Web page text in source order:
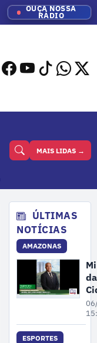
OUÇA NOSSA
RÁDIO
MAIS LIDAS →
ÚLTIMAS
NOTÍCIAS
AMAZONAS
ESPORTES